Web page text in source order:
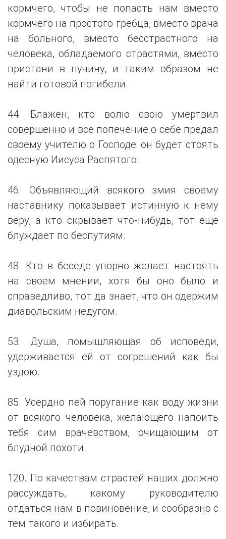
кормчего, чтобы не попасть нам вместо
кормчего на простого гребца, вместо врача
на больного, вместо бесстрастного на
человека, обладаемого страстями, вместо
пристани в пучину, и таким образом не
найти готовой погибели.
44. Блажен, кто волю свою умертвил
совершенно и все попечение о себе предал
своему учителю о Господе: он будет стоять
одесную Иисуса Распятого.
46. Объявляющий всякого змия своему
наставнику показывает истинную к нему
веру, а кто скрывает что-нибудь, тот еще
блуждает по беспутиям.
48. Кто в беседе упорно желает настоять
на своем мнении, хотя бы оно было и
справедливо, тот да знает, что он одержим
диавольским недугом.
53. Душа, помышляющая об исповеди,
удерживается ей от согрешений как бы
уздою.
85. Усердно пей поругание как воду жизни
от всякого человека, желающего напоить
тебя сим врачевством, очищающим от
блудной похоти.
120. По качествам страстей наших должно
рассуждать, какому руководителю
отдаться нам в повиновение, и сообразно с
тем такого и избирать.